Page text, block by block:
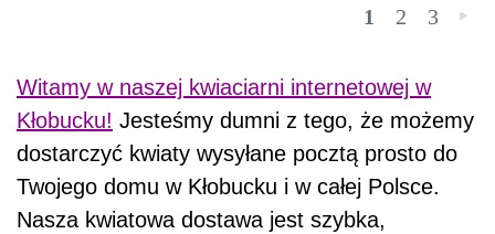
1 2 3 »
Witamy w naszej kwiaciarni internetowej w
Kłobucku! Jesteśmy dumni z tego, że możemy
dostarczyć kwiaty wysyłane pocztą prosto do
Twojego domu w Kłobucku i w całej Polsce.
Nasza kwiatowa dostawa jest szybka,